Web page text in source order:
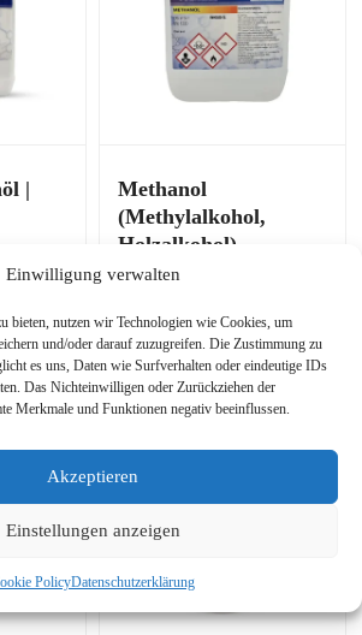
Einwilligung verwalten
bieten, nutzen wir Technologien wie Cookies, um
und/oder darauf zuzugreifen. Die Zustimmung zu
es uns, Daten wie Surfverhalten oder eindeutige IDs
Das Nichteinwilligen oder Zurückziehen der
Merkmale und Funktionen negativ beeinflussen.
Akzeptieren
Einstellungen anzeigen
PolicyDatenschutzerklärung
Optionen
Produktseite
|
Methanol
(Methylalkohol,
Holzalkohol)
€25,00
Ausführung Wählen
Dieses
Produkt
mehrere
Varianten.
Optionen
können
der
Produktseite
VERKAUF!